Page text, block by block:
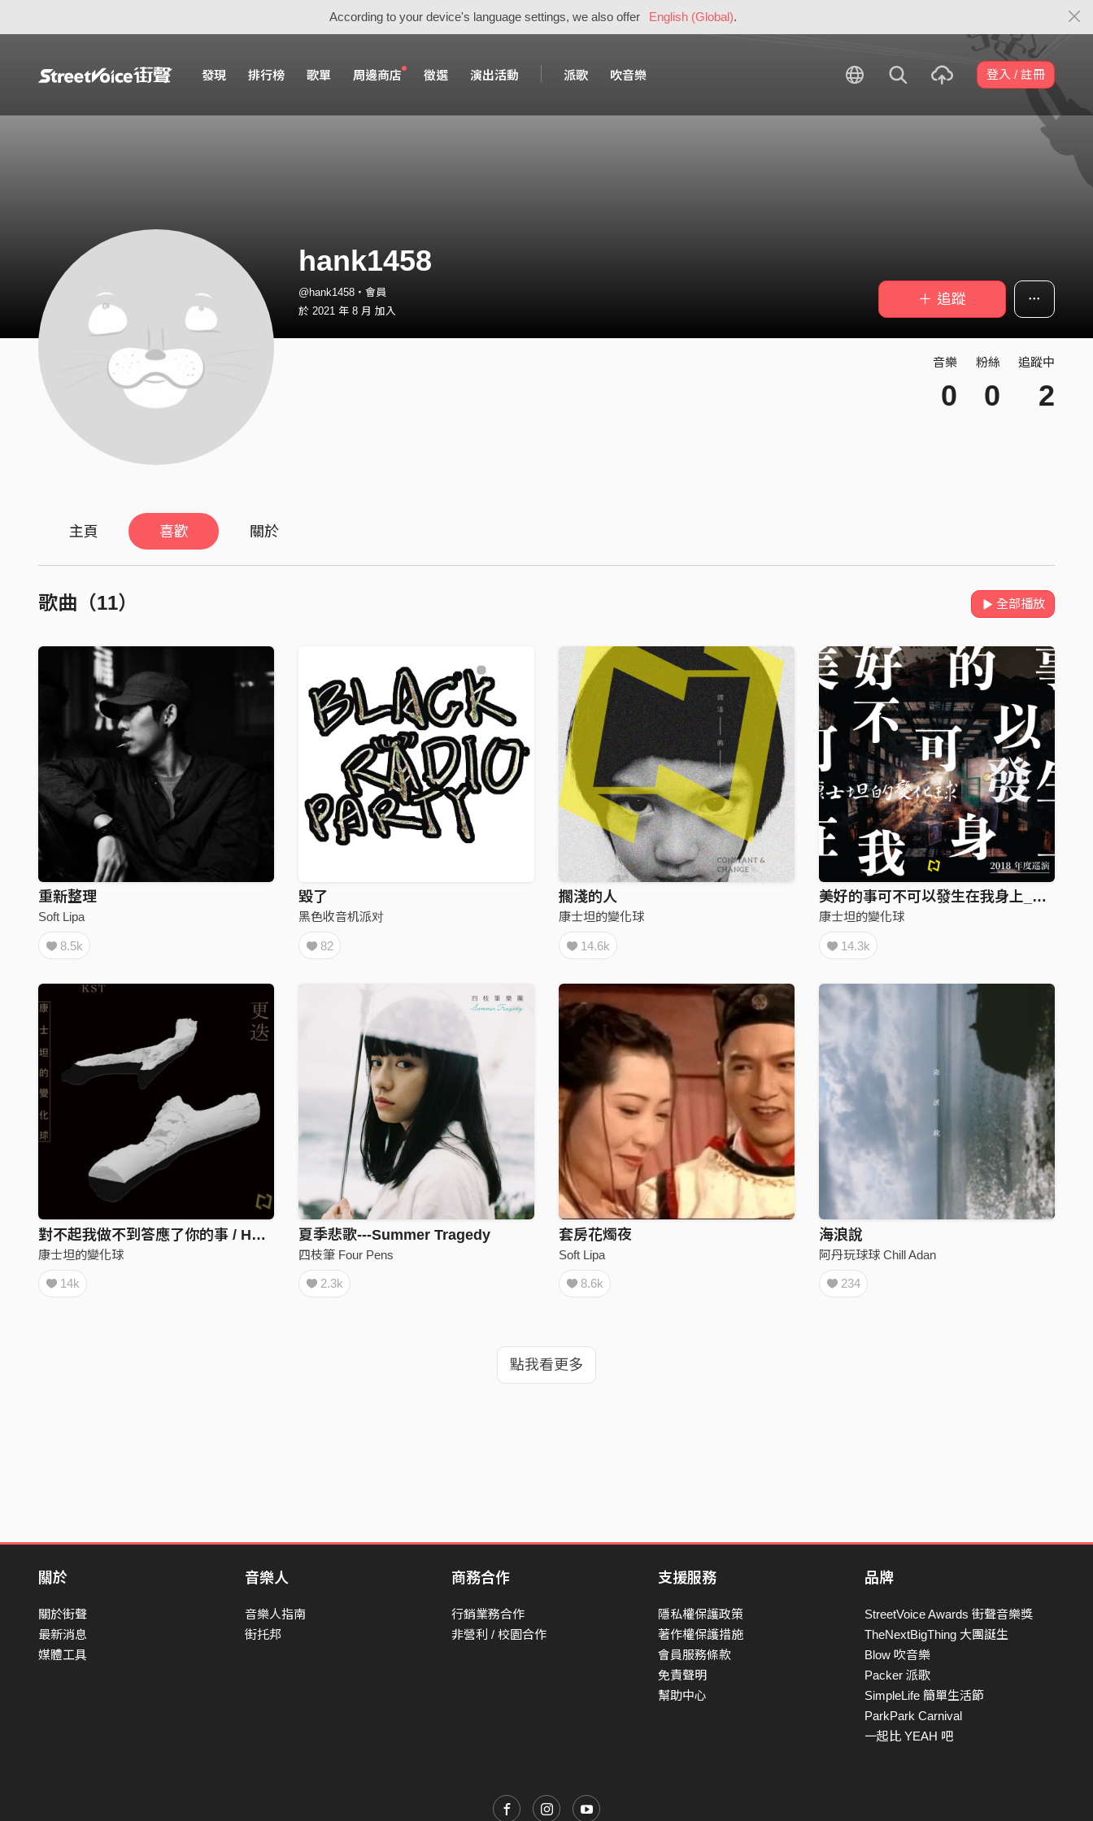
According to your device's language settings, we also offer English (Global).
發現 排行榜 歌單 周邊商店 徵選 演出活動 派歌 吹音樂 登入 / 註冊
hank1458
@hank1458・會員
於 2021 年 8 月 加入
＋ 追蹤
音樂
0
粉絲
0
追蹤中
2
主頁 喜歡 關於
歌曲（11） 全部播放
重新整理
Soft Lipa
8.5k
毀了
黑色收音机派对
82
擱淺的人
康士坦的變化球
14.6k
美好的事可不可以發生在我身上_demo
康士坦的變化球
14.3k
對不起我做不到答應了你的事 / Hoax
康士坦的變化球
14k
夏季悲歌---Summer Tragedy
四枝筆 Four Pens
2.3k
套房花燭夜
Soft Lipa
8.6k
海浪說
阿丹玩球球 Chill Adan
234
點我看更多
關於
關於街聲
最新消息
媒體工具
音樂人
音樂人指南
街托邦
商務合作
行銷業務合作
非營利 / 校園合作
支援服務
隱私權保護政策
著作權保護措施
會員服務條款
免責聲明
幫助中心
品牌
StreetVoice Awards 街聲音樂獎
TheNextBigThing 大團誕生
Blow 吹音樂
Packer 派歌
SimpleLife 簡單生活節
ParkPark Carnival
一起比 YEAH 吧